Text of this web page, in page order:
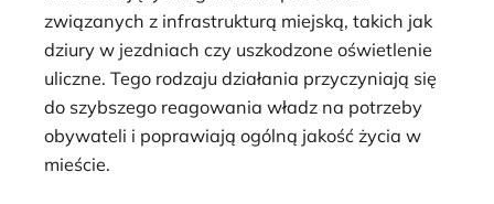
związanych z infrastrukturą miejską, takich jak
dziury w jezdniach czy uszkodzone oświetlenie
uliczne. Tego rodzaju działania przyczyniają się
do szybszego reagowania władz na potrzeby
obywateli i poprawiają ogólną jakość życia w
mieście.